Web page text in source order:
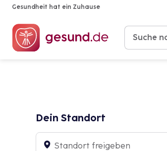
Gesundheit hat ein Zuhause
Dein Standort
Standort freigeben